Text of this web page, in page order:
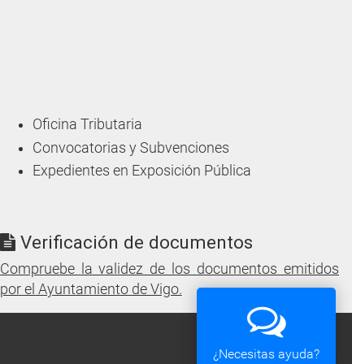
Oficina Tributaria
Convocatorias y Subvenciones
Expedientes en Exposición Pública
Verificación de documentos
Compruebe la validez de los documentos emitidos
por el Ayuntamiento de Vigo.
¿Necesitas ayuda?